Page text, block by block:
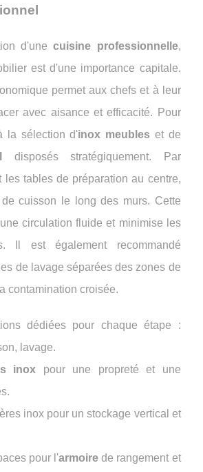
d'unecuisine professionnelle,
est d'une importance capitale.
permet aux chefs et à leur
avec aisance et efficacité. Pour
la sélection d'inox meubles et de
disposés stratégiquement. Par
les tables de préparation au centre,
cuisson le long des murs. Cette
circulation fluide et minimise les
Il est également recommandé
de lavage séparées des zones de
contamination croisée.
dédiées pour chaque étape :
lavage.
inox pour une propreté et une
inox pour un stockage vertical et
pour l'armoire de rangement et